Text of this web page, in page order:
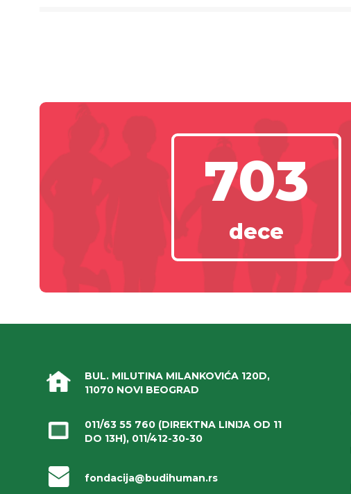
703
dece
BUL. MILUTINA MILANKOVIĆA 120D,
11070 NOVI BEOGRAD
011/63 55 760 (DIREKTNA LINIJA OD 11
DO 13H), 011/412-30-30
fondacija@budihuman.rs